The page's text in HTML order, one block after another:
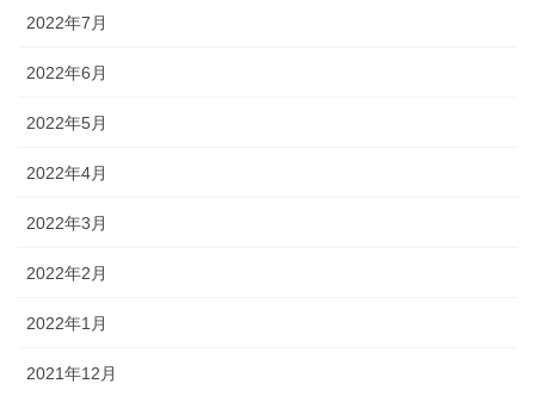
2022年7月
2022年6月
2022年5月
2022年4月
2022年3月
2022年2月
2022年1月
2021年12月